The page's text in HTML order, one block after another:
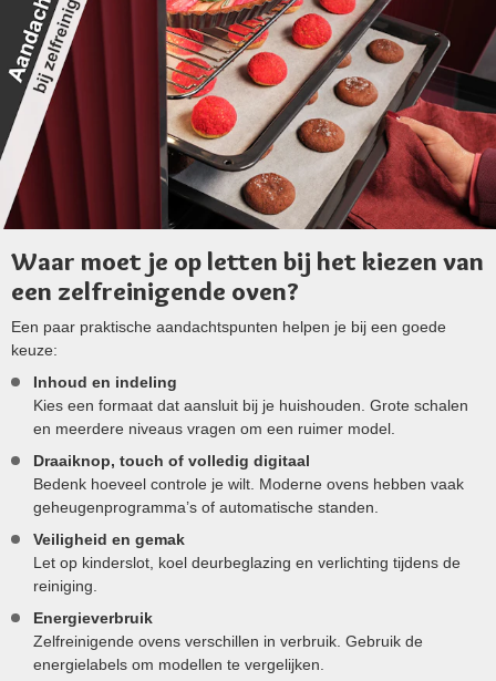
Waar moet je op letten bij het kiezen van
een zelfreinigende oven?
Een paar praktische aandachtspunten helpen je bij een goede
keuze:
Inhoud en indeling
Kies een formaat dat aansluit bij je huishouden. Grote schalen
en meerdere niveaus vragen om een ruimer model.
Draaiknop, touch of volledig digitaal
Bedenk hoeveel controle je wilt. Moderne ovens hebben vaak
geheugenprogramma’s of automatische standen.
Veiligheid en gemak
Let op kinderslot, koel deurbeglazing en verlichting tijdens de
reiniging.
Energieverbruik
Zelfreinigende ovens verschillen in verbruik. Gebruik de
energielabels om modellen te vergelijken.